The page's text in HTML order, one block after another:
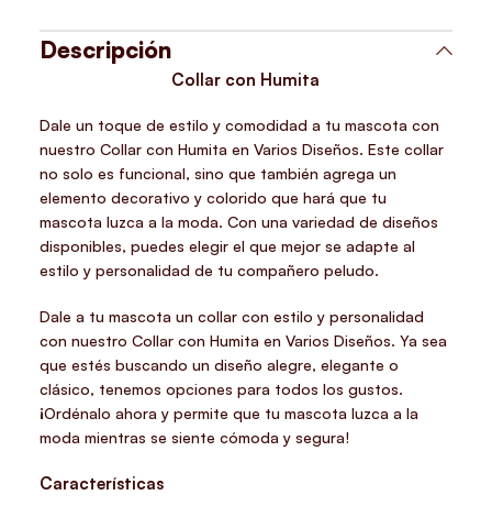
Descripción
Collar con Humita
Dale un toque de estilo y comodidad a tu mascota con
nuestro Collar con Humita en Varios Diseños. Este collar
no solo es funcional, sino que también agrega un
elemento decorativo y colorido que hará que tu
mascota luzca a la moda. Con una variedad de diseños
disponibles, puedes elegir el que mejor se adapte al
estilo y personalidad de tu compañero peludo.
Dale a tu mascota un collar con estilo y personalidad
con nuestro Collar con Humita en Varios Diseños. Ya sea
que estés buscando un diseño alegre, elegante o
clásico, tenemos opciones para todos los gustos.
¡Ordénalo ahora y permite que tu mascota luzca a la
moda mientras se siente cómoda y segura!
Características